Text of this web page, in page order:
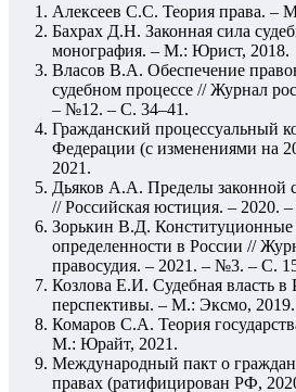
Алексеев С.С. Теория права. –
Бахрах Д.Н. Законная сила
монография. – М.: Юрист, 2018.
Власов В.А. Обеспечение
судебном процессе // Журнал
– №12. – С. 34–41.
Гражданский процессуальный
Федерации (с изменениями на
2021.
Дьяков А.А. Пределы законной
// Российская юстиция. – 2020.
Зорькин В.Д. Конституционные
определенности в России //
правосудия. – 2021. – №3. – С.
Козлова Е.И. Судебная власть
перспективы. – М.: Эксмо, 2019.
Комаров С.А. Теория
М.: Юрайт, 2021.
Международный пакт о
правах (ратифицирован РФ,